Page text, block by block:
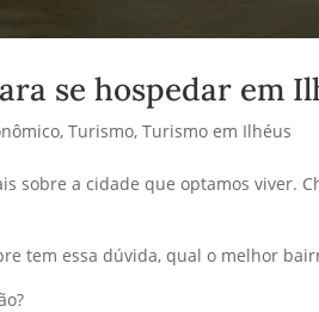
se hospedar em
,Turismo,Turismo em Ilhéus
sobre a cidade que optamos viver.
tem essa dúvida, qual o melhor